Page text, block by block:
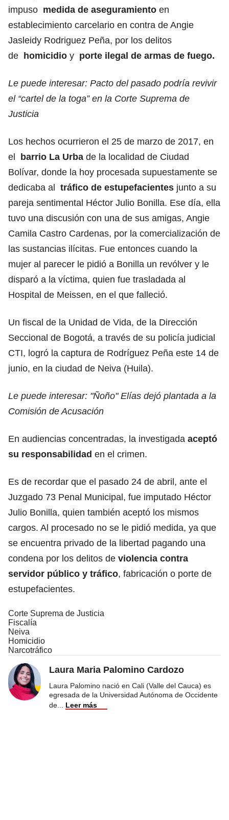
impuso medida de aseguramiento en
establecimiento carcelario en contra de Angie
Jasleidy Rodriguez Peña, por los delitos
de homicidio y porte ilegal de armas de fuego.
Le puede interesar: Pacto del pasado podría revivir
el “cartel de la toga” en la Corte Suprema de
Justicia
Los hechos ocurrieron el 25 de marzo de 2017, en
el barrio La Urba de la localidad de Ciudad
Bolívar, donde la hoy procesada supuestamente se
dedicaba al tráfico de estupefacientes junto a su
pareja sentimental Héctor Julio Bonilla. Ese día, ella
tuvo una discusión con una de sus amigas, Angie
Camila Castro Cardenas, por la comercialización de
las sustancias ilícitas. Fue entonces cuando la
mujer al parecer le pidió a Bonilla un revólver y le
disparó a la víctima, quien fue trasladada al
Hospital de Meissen, en el que falleció.
Un fiscal de la Unidad de Vida, de la Dirección
Seccional de Bogotá, a través de su policía judicial
CTI, logró la captura de Rodríguez Peña este 14 de
junio, en la ciudad de Neiva (Huila).
Le puede interesar: "Ñoño" Elías dejó plantada a la
Comisión de Acusación
En audiencias concentradas, la investigada aceptó
su responsabilidad en el crimen.
Es de recordar que el pasado 24 de abril, ante el
Juzgado 73 Penal Municipal, fue imputado Héctor
Julio Bonilla, quien también aceptó los mismos
cargos. Al procesado no se le pidió medida, ya que
se encuentra privado de la libertad pagando una
condena por los delitos de violencia contra
servidor público y tráfico, fabricación o porte de
estupefacientes.
Corte Suprema de Justicia
Fiscalía
Neiva
Homicidio
Narcotráfico
Laura Maria Palomino Cardozo
Laura Palomino nació en Cali (Valle del Cauca) es
egresada de la Universidad Autónoma de Occidente
de
Leer más